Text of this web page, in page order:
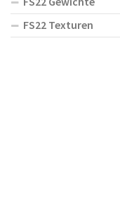
FS22 Texturen